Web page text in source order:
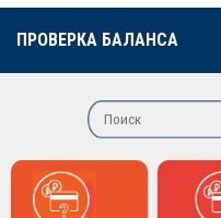
ПРОВЕРКА БАЛАНСА